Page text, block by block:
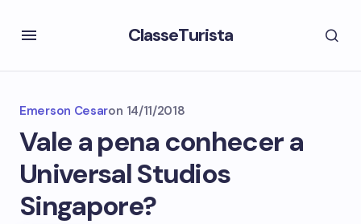
ClasseTurista
Emerson Cesaron 14/11/2018
Vale a pena conhecer a
Universal Studios
Singapore?